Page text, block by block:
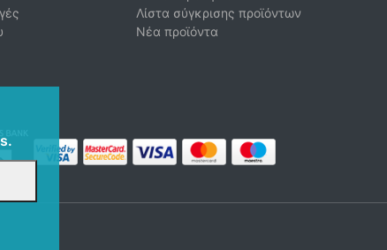
Λίστα σύγκρισης προϊόντων
Νέα προϊόντα